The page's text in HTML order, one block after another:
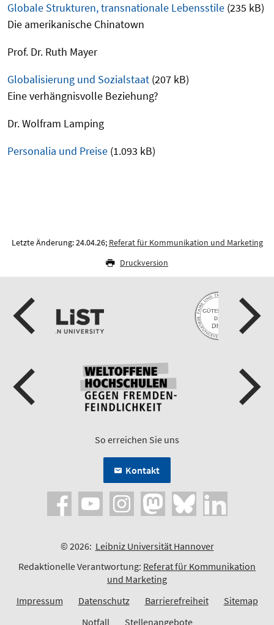
Globale Strukturen, transnationale Lebensstile (235 kB)
Die amerikanische Chinatown
Prof. Dr. Ruth Mayer
Globalisierung und Sozialstaat (207 kB)
Eine verhängnisvolle Beziehung?
Dr. Wolfram Lamping
Personalia und Preise (1.093 kB)
Letzte Änderung: 24.04.26; Referat für Kommunikation und Marketing
Druckversion
So erreichen Sie uns
Kontakt
© 2026: Leibniz Universität Hannover
Redaktionelle Verantwortung: Referat für Kommunikation
und Marketing
Impressum
Datenschutz Barrierefreiheit
Sitemap
Notfall
Stellenangebote